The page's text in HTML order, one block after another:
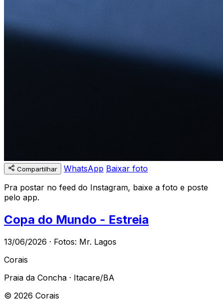
Compartilhar WhatsApp Baixar foto
Pra postar no feed do Instagram, baixe a foto e poste
pelo app.
Copa do Mundo - Estreia
13/06/2026 · Fotos: Mr. Lagos
Corais
Praia da Concha · Itacare/BA
© 2026 Corais